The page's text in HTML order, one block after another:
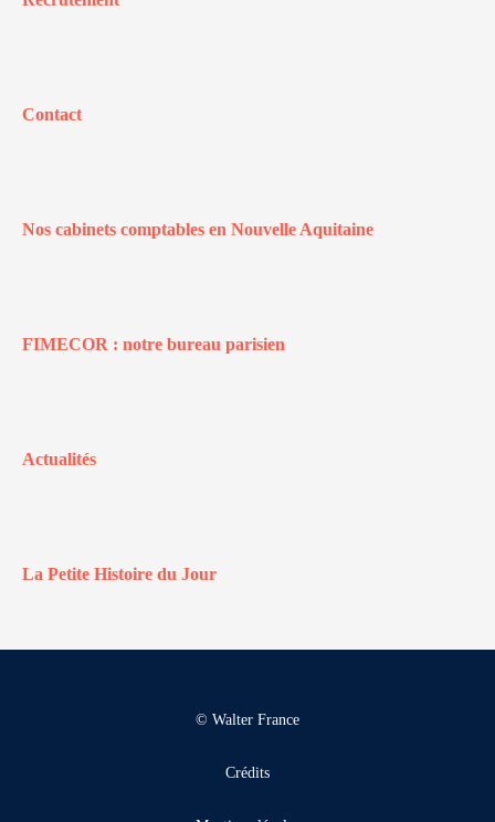
Contact
Nos cabinets comptables en Nouvelle Aquitaine
FIMECOR : notre bureau parisien
Actualités
La Petite Histoire du Jour
© Walter France
Crédits